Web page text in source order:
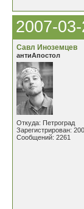
2007-
Савл Иноземцев
антиАпостол
Откуда: Петроград
Зарегистрирован:
Сообщений: 2261